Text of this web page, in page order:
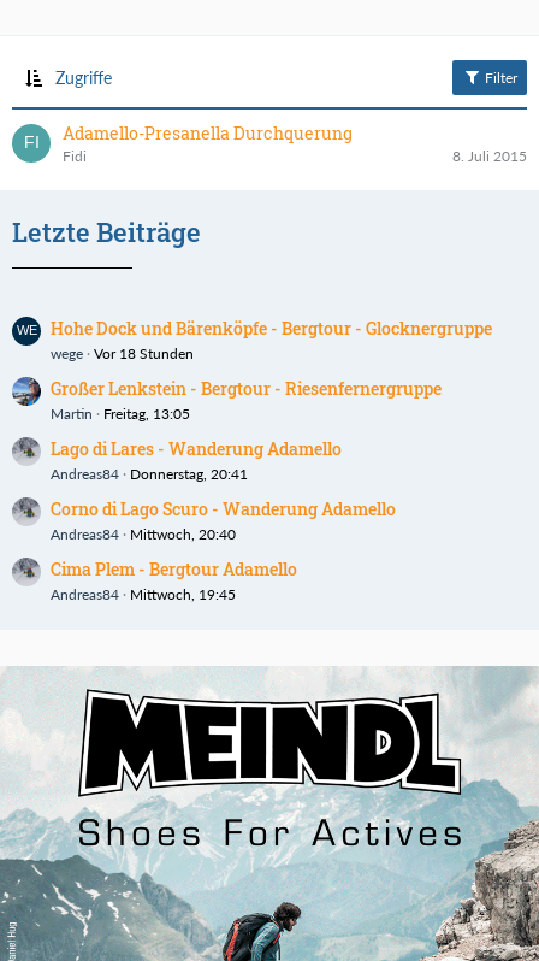
Zugriffe Filter
Adamello-Presanella Durchquerung
Fidi 8. Juli 2015
Letzte Beiträge
Hohe Dock und Bärenköpfe - Bergtour - Glocknergruppe
wege Vor 18 Stunden
Großer Lenkstein - Bergtour - Riesenfernergruppe
Martin Freitag, 13:05
Lago di Lares - Wanderung Adamello
Andreas84 Donnerstag, 20:41
Corno di Lago Scuro - Wanderung Adamello
Andreas84 Mittwoch, 20:40
Cima Plem - Bergtour Adamello
Andreas84 Mittwoch, 19:45